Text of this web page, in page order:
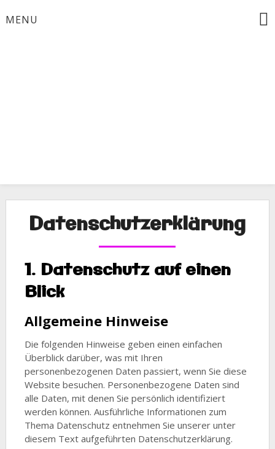
toMENU
Datenschutzerklärung
1. Datenschutz auf einen
Blick
Allgemeine Hinweise
Die folgenden Hinweise geben einen einfachen
Überblick darüber, was mit Ihren
personenbezogenen Daten passiert, wenn Sie diese
Website besuchen. Personenbezogene Daten sind
alle Daten, mit denen Sie persönlich identifiziert
werden können. Ausführliche Informationen zum
Thema Datenschutz entnehmen Sie unserer unter
diesem Text aufgeführten Datenschutzerklärung.